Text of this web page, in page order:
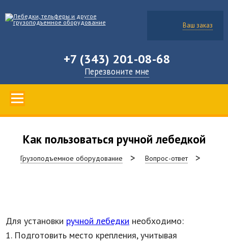
Ваш заказ
+7 (343) 201-08-68
Перезвоните мне
Как пользоваться ручной лебедкой
Грузоподъемное оборудование Вопрос-ответ
Для установки ручной лебедки необходимо:
1. Подготовить место крепления, учитывая